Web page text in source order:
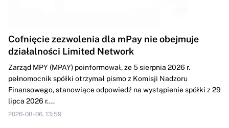
Cofnięcie zezwolenia dla mPay nie obejmuje
działalności Limited Network
Zarząd MPY (MPAY) poinformował, że 5 sierpnia 2026 r.
pełnomocnik spółki otrzymał pismo z Komisji Nadzoru
Finansowego, stanowiące odpowiedź na wystąpienie spółki z 29
lipca 2026 r....
2026-08-06, 13:59